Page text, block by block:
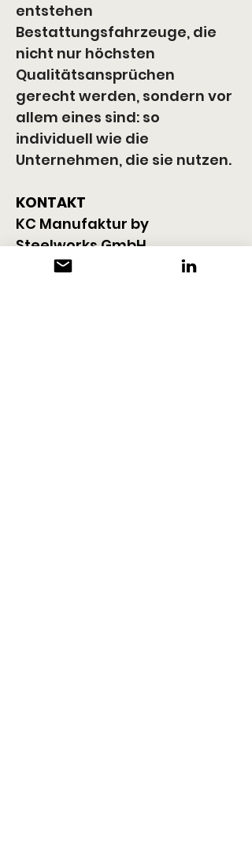
entstehen
Bestattungsfahrzeuge, die
nicht nur höchsten
Qualitätsansprüchen
gerecht werden, sondern vor
allem eines sind: so
individuell wie die
Unternehmen, die sie nutzen.
KONTAKT
KC Manufaktur by
Steelworks GmbH
Im Kiwitt 30 B